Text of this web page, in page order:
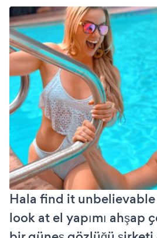
Hala find it unbelievable
look at el yapımı ahşap